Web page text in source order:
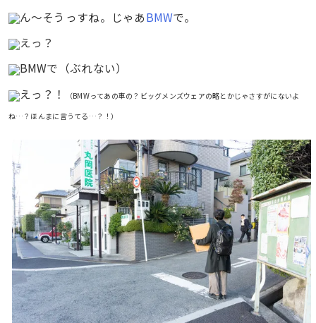
ん〜そうっすね。じゃあBMWで。
えっ？
BMWで（ぶれない）
えっ？！
（BMWってあの車の？ビッグメンズウェアの略とかじゃさすがにないよ
ね…？ほんまに言うてる…？！）